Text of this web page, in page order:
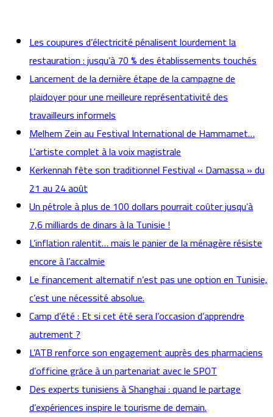
Les coupures d’électricité pénalisent lourdement la
restauration : jusqu’à 70 % des établissements touchés
Lancement de la dernière étape de la campagne de
plaidoyer pour une meilleure représentativité des
travailleurs informels
Melhem Zein au Festival International de Hammamet…
L’artiste complet à la voix magistrale
Kerkennah fête son traditionnel Festival « Damassa » du
21 au 24 août
Un pétrole à plus de 100 dollars pourrait coûter jusqu’à
7,6 milliards de dinars à la Tunisie !
L’inflation ralentit… mais le panier de la ménagère résiste
encore à l’accalmie
Le financement alternatif n’est pas une option en Tunisie,
c’est une nécessité absolue.
Camp d’été : Et si cet été sera l’occasion d’apprendre
autrement ?
L’ATB renforce son engagement auprès des pharmaciens
d’officine grâce à un partenariat avec le SPOT
Des experts tunisiens à Shanghai : quand le partage
d’expériences inspire le tourisme de demain.